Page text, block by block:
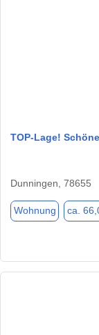
TOP-Lage!
Dunningen, 78655
Wohnung ca.